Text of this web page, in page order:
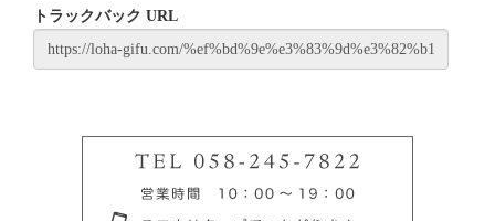
トラックバック URL